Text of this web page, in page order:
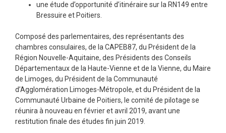
une étude d’opportunité d’itinéraire sur la RN149 entre
Bressuire et Poitiers.
Composé des parlementaires, des représentants des
chambres consulaires, de la CAPEB87, du Président de la
Région Nouvelle-Aquitaine, des Présidents des Conseils
Départementaux de la Haute-Vienne et de la Vienne, du Maire
de Limoges, du Président de la Communauté
d’Agglomération Limoges-Métropole, et du Président de la
Communauté Urbaine de Poitiers, le comité de pilotage se
réunira à nouveau en février et avril 2019, avant une
restitution finale des études fin juin 2019.